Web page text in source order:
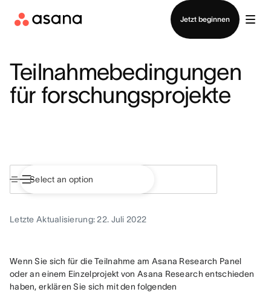
Jetzt beginnen
Vertrieb kontaktieren
Teilnahmebedingungen
für forschungsprojekte
Letzte Aktualisierung: 22. Juli 2022
Wenn Sie sich für die Teilnahme am Asana Research Panel
oder an einem Einzelprojekt von Asana Research entschieden
haben, erklären Sie sich mit den folgenden